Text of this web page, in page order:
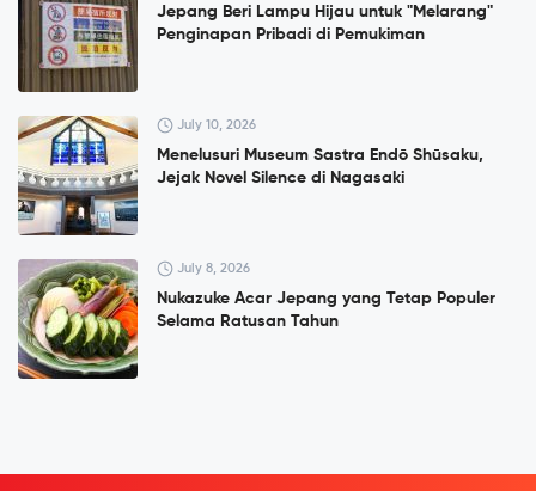
Jepang Beri Lampu Hijau untuk "Melarang"
Penginapan Pribadi di Pemukiman
July 10, 2026
Menelusuri Museum Sastra Endō Shūsaku,
Jejak Novel Silence di Nagasaki
July 8, 2026
Nukazuke Acar Jepang yang Tetap Populer
Selama Ratusan Tahun